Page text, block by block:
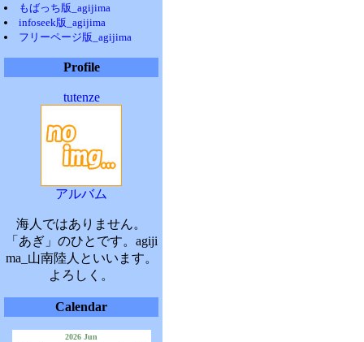
もばっち版_agijima
infoseek版_agijima
フリーページ版_agijima
Profile
tutenze
アルバム
海人ではありません。
「あぎ」のひとです。agiji
ma_山南陸人といいます。
よろしく。
Calendar
2026 Jun